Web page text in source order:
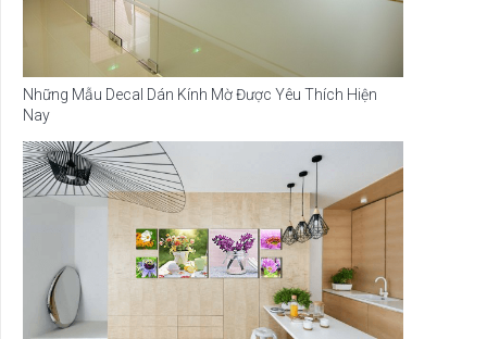
Những Mẫu Decal Dán Kính Mờ Được Yêu Thích Hiện
Nay